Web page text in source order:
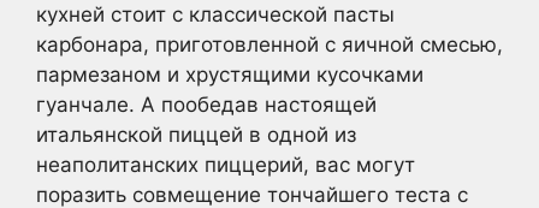
кухней стоит с классической пасты
карбонара, приготовленной с яичной смесью,
пармезаном и хрустящими кусочками
гуанчале. А пообедав настоящей
итальянской пиццей в одной из
неаполитанских пиццерий, вас могут
поразить совмещение тончайшего теста с